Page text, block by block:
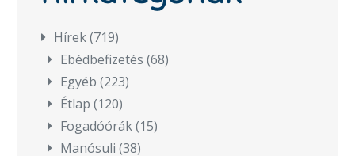
Hírek(719)
Ebédbefizetés (68)
Egyéb (223)
Étlap (120)
Fogadóórák(15)
Manósuli (38)